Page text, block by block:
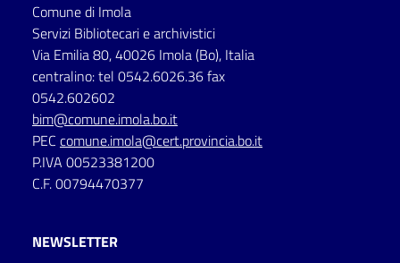
Seguici
su
Comune di Imola
Servizi Bibliotecari e archivistici
Via Emilia 80, 40026 Imola (Bo), Italia
centralino: tel 0542.6026.36 fax
0542.602602
bim@comune.imola.bo.it
PEC comune.imola@cert.provincia.bo.it
P.IVA 00523381200
C.F. 00794470377
NEWSLETTER